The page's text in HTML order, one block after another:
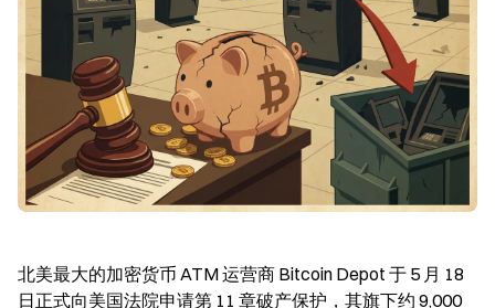
北美最大的加密货币 ATM 运营商 Bitcoin Depot 于 5 月 18
日正式向美国法院申请第 11 章破产保护，其旗下约 9,000